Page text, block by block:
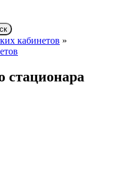
кабинетов »
стационара